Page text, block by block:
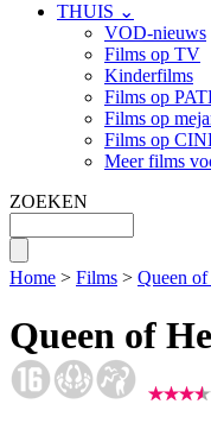
THUIS ⌄
VOD-nieuws
Films op TV
Kinderfilms
Films op
Films op
Films op
Meer films
ZOEKEN
Home > Films > Queen of
Queen of